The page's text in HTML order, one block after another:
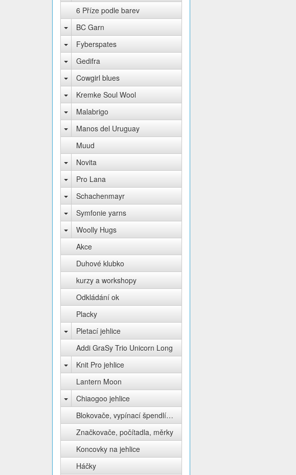
6 Příze podle barev
BC Garn
Fyberspates
Gedifra
Cowgirl blues
Kremke Soul Wool
Malabrigo
Manos del Uruguay
Muud
Novita
Pro Lana
Schachenmayr
Symfonie yarns
Woolly Hugs
Akce
Duhové klubko
kurzy a workshopy
Odkládání ok
Placky
Pletací jehlice
Addi GraSy Trio Unicorn Long
Knit Pro jehlice
Lantern Moon
Chiaogoo jehlice
Blokovače, vypínací špendlíky Knit Pro
Značkovače, počítadla, měrky
Koncovky na jehlice
Háčky